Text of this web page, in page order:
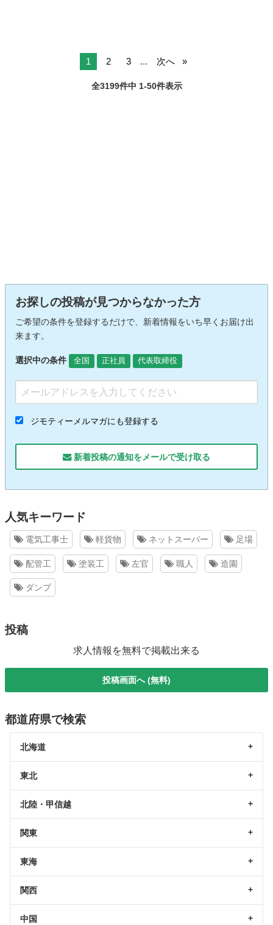
1 2 3 ... 次へ
全3199件中 1-50件表示
お探しの投稿が見つからなかった方
ご希望の条件を登録するだけで、新着情報をいち早くお届け出
来ます。
選択中の条件 全国 正社員 代表取締役
ジモティーメルマガにも登録する
新着投稿の通知をメールで受け取る
人気キーワード
電気工事士 軽貨物 ネットスーパー 足場
配管工 塗装工 左官 職人 造園
ダンプ
投稿
求人情報を無料で掲載出来る
投稿画面へ (無料)
都道府県で検索
北海道
東北
北陸・甲信越
関東
東海
関西
中国